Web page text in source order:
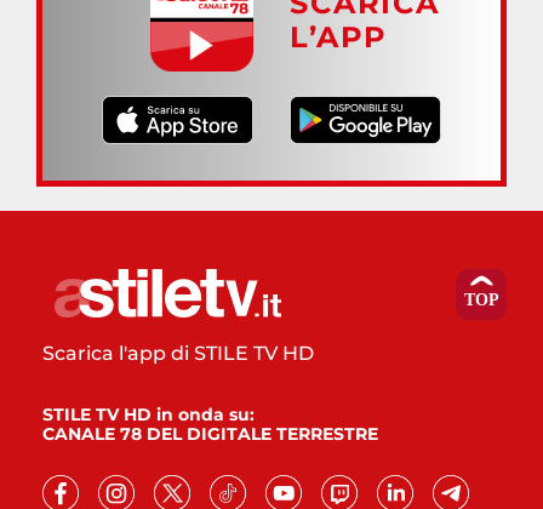
L’APP
Scarica l'app di STILE TV HD
STILE TV HD in onda su:
CANALE 78 DEL DIGITALE TERRESTRE